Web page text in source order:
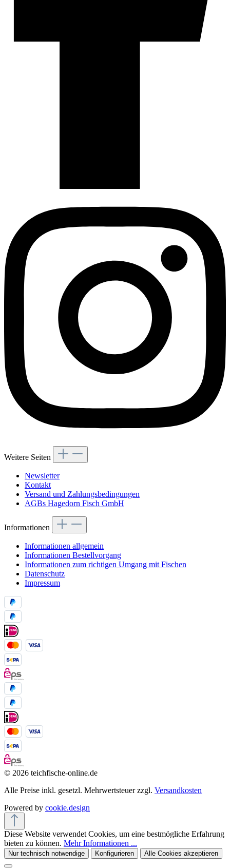
Weitere Seiten
Newsletter
Kontakt
Versand und Zahlungsbedingungen
AGBs Hagedorn Fisch GmbH
Informationen
Informationen allgemein
Informationen Bestellvorgang
Informationen zum richtigen Umgang mit Fischen
Datenschutz
Impressum
© 2026 teichfische-online.de
Alle Preise inkl. gesetzl. Mehrwertsteuer zzgl. Versandkosten
Powered by cookie.design
Diese Website verwendet Cookies, um eine bestmögliche Erfahrung
bieten zu können. Mehr Informationen ...
Nur technisch notwendige Konfigurieren Alle Cookies akzeptieren